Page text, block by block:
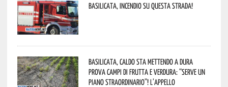
Basilicata, incendio su questa strada!
Basilicata, caldo sta mettendo a dura
prova campi di frutta e verdura: “Serve un
piano straordinario”! L’appello